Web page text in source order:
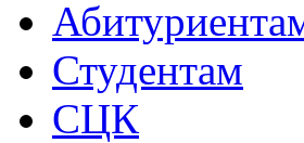
Студентам
СЦК